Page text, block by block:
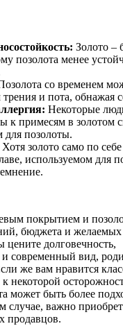
Золото –
позолота менее
со временем
трения и пота, обнажая
Некоторые
к примесям в золотом
для позолоты.
Хотя золото само по
используемом для
покрытием и
бюджета и желаемых
долговечность,
и современный вид,
же вам нравится
некоторой
может быть более
случае, важно
продавцов.